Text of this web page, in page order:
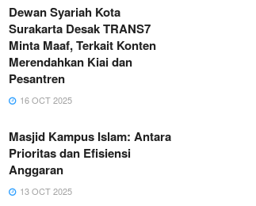
Dewan Syariah Kota
Surakarta Desak TRANS7
Minta Maaf, Terkait Konten
Merendahkan Kiai dan
Pesantren
16 OCT 2025
Masjid Kampus Islam: Antara
Prioritas dan Efisiensi
Anggaran
13 OCT 2025